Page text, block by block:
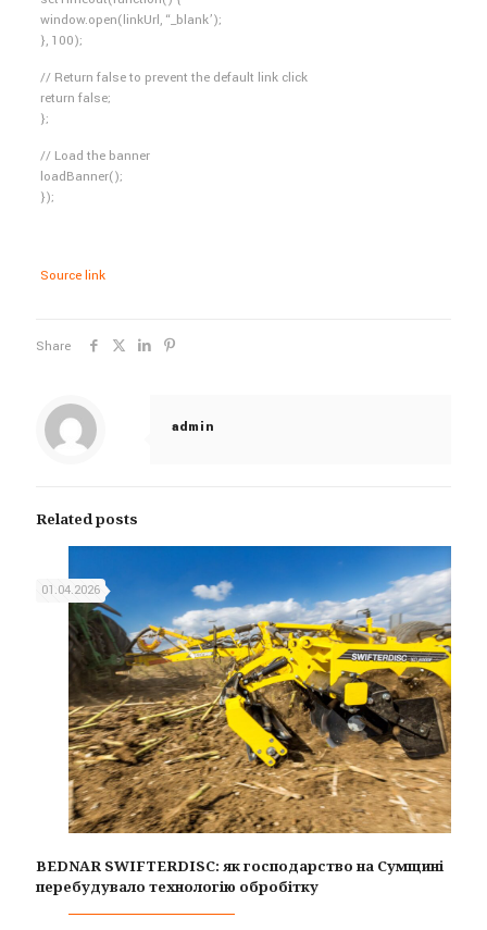
window.open(linkUrl, “_blank’);
}, 100);
// Return false to prevent the default link click
return false;
};
// Load the banner
loadBanner();
});
Source link
Share
admin
Related posts
01.04.2026
BEDNAR SWIFTERDISC: як господарство на Сумщині
перебудувало технологію обробітку